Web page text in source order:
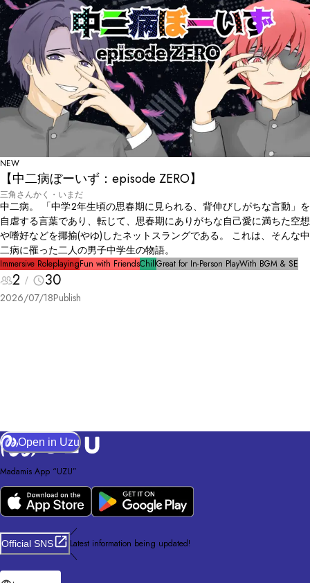
NEW
【中二病ぼーいず：episode ZERO】
三角さんかく・いまだ
中二病。 「中学2年生頃の思春期に見られる、背伸びしがちな言動」を
自虐する言葉であり、転じて、思春期にありがちな自己愛に満ちた空想
や嗜好などを揶揄(やゆ)したネットスラングである。 これは、そんな中
二病に罹った二人の男子中学生の物語。
Immersive RoleplayingFun with FriendsChillGreat for In-Person PlayWith BGM & SE
2 30
2026/07/18Publish
Open in Uzu
Madamis App “UZU”
Official SNS
／
Latest information being updated!
＼